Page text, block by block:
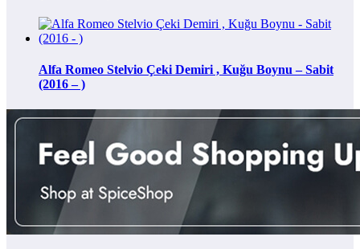
Alfa Romeo Stelvio Çeki Demiri , Kuğu Boynu – Sabit
(2016 – )